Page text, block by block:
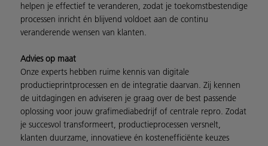
helpen je effectief te veranderen, zodat je toekomstbestendige
processen inricht én blijvend voldoet aan de continu
veranderende wensen van klanten.
Advies op maat
Onze experts hebben ruime kennis van digitale
productieprintprocessen en de integratie daarvan. Zij kennen
de uitdagingen en adviseren je graag over de best passende
oplossing voor jouw grafimediabedrijf of centrale repro. Zodat
je succesvol transformeert, productieprocessen versnelt,
klanten duurzame, innovatieve én kostenefficiënte keuzes